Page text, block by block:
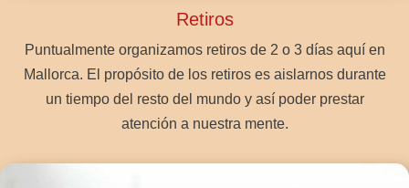
Retiros
Puntualmente organizamos retiros de 2 o 3 días aquí en
Mallorca. El propósito de los retiros es aislarnos durante
un tiempo del resto del mundo y así poder prestar
atención a nuestra mente.